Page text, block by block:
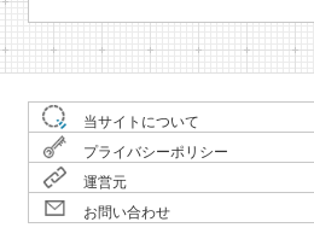
当サイトについて
プライバシーポリシー
運営元
お問い合わせ